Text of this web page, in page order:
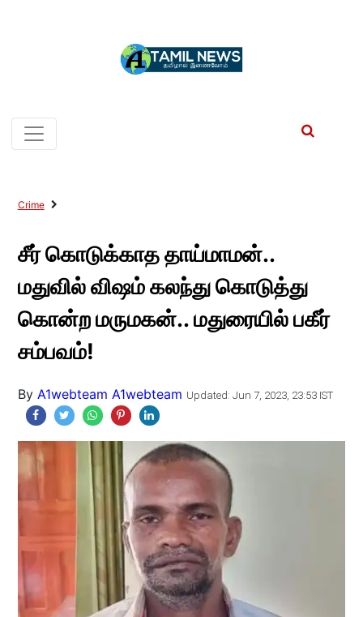
Crime
சீர் கொடுக்காத தாய்மாமன்..
மதுவில் விஷம் கலந்து கொடுத்து
கொன்ற மருமகன்.. மதுரையில் பகீர்
சம்பவம்!
By A1webteam A1webteam Updated: Jun 7, 2023, 23:53 IST